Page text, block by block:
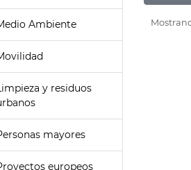
Ambiente
y residuos
mayores
europeos